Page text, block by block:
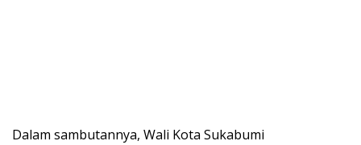
Dalam sambutannya, Wali Kota Sukabumi